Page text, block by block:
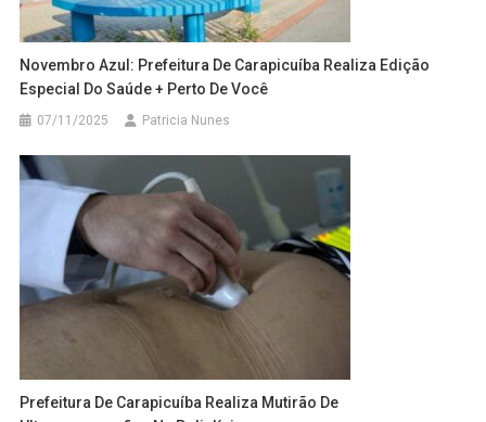
Novembro Azul: Prefeitura De Carapicuíba Realiza Edição
Especial Do Saúde + Perto De Você
07/11/2025 Patricia Nunes
Prefeitura De Carapicuíba Realiza Mutirão De